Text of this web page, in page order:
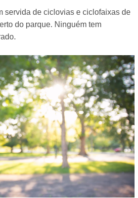
servida de ciclovias e ciclofaixas de
do parque. Ninguém tem